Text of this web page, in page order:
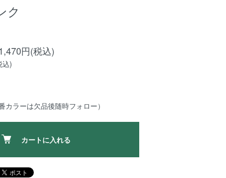
ク
円(税込)
込)
カラーは欠品後随時フォロー）
カートに入れる